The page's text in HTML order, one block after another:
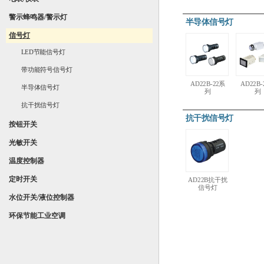
警示蜂鸣器/警示灯
信号灯
LED节能信号灯
带功能符号信号灯
半导体信号灯
抗干扰信号灯
按钮开关
光敏开关
温度控制器
定时开关
水位开关/液位控制器
环保节能工业空调
半导体信号灯
AD22B-22系
列
AD22B-
列
抗干扰信号灯
AD22B抗干扰
信号灯